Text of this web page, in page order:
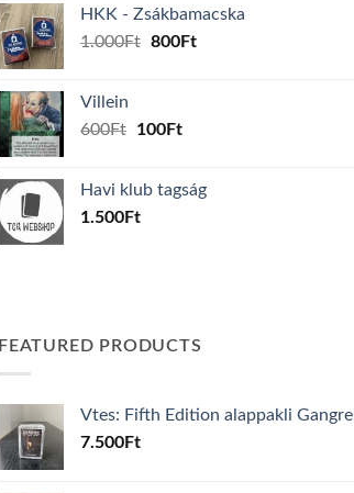
160Ft.150Ft.
HKK - Zsákbamacska
1.000Ft Original
800FtCurrent
Villein
600Ft
Original
600Ft.
100FtCurrent
100Ft.
Havi klub tagság
1.500Ft
FEATURED PRODUCTS
Vtes: Fifth Edition alappakli Gangrel
7.500Ft